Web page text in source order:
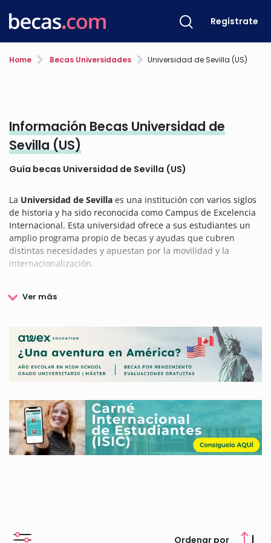
Regístrate
Home Becas Universidades Universidad de Sevilla (US)
Información Becas Universidad de
Sevilla (US)
Guía becas Universidad de Sevilla (US)
La Universidad de Sevilla es una institución con varios siglos
de historia y ha sido reconocida como Campus de Excelencia
Internacional. Esta universidad ofrece a sus estudiantes un
amplio programa propio de becas y ayudas que cubren
distintas necesidades y apuestan por la movilidad y la
internacionalización.
situación de todos sus estudiantes desarrollando distintos
los alumnos, programas asistenciales para aquellos con
necesidades económicas especiales y programas para la
formación de los alumnos dentro de la universidad.
Además, la Universidad de Sevilla apuesta por la
internacionalización creando programas de becas propio de
movilidad, facilitando a los estudiantes universitarios la
movilidad nacional e internacional.
La Universidad de Sevilla quiere valorar también el mérito y el
esfuerzo de sus estudiantes con una amplia variedad de
premios y distinciones, valorando así la excelencia
becas, ayudas y premios que ofrece Universidad de Sevilla, te
Ordenar por